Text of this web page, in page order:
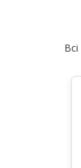
Всі